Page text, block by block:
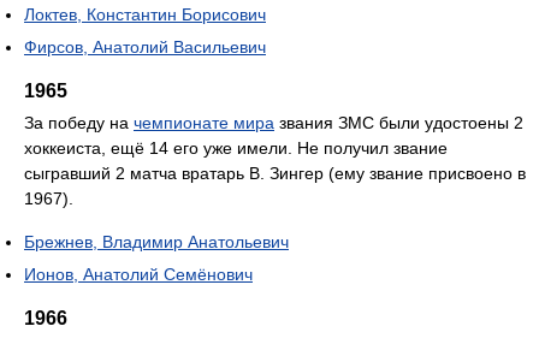
Локтев, Константин Борисович
Фирсов, Анатолий Васильевич
1965
За победу на чемпионате мира звания ЗМС были удостоены 2
хоккеиста, ещё 14 его уже имели. Не получил звание
сыгравший 2 матча вратарь В. Зингер (ему звание присвоено в
1967).
Брежнев, Владимир Анатольевич
Ионов, Анатолий Семёнович
1966